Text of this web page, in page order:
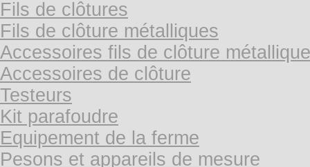
Fils de clôtures
Fils de clôture métalliques
Accessoires fils de clôture
Accessoires de clôture
Testeurs
Kit parafoudre
Equipement de la ferme
Pesons et appareils de mesure